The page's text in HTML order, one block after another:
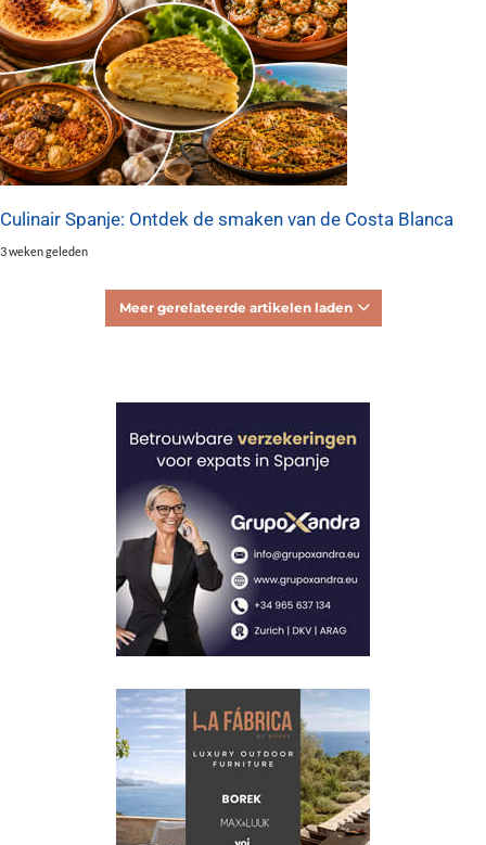
Culinair Spanje: Ontdek de smaken van de Costa Blanca
3 weken geleden
Meer gerelateerde artikelen laden